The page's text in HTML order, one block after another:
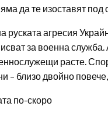
да те изоставят
руската агресия
за военна служба.
расте.
близо двойно повече,
по-скоро